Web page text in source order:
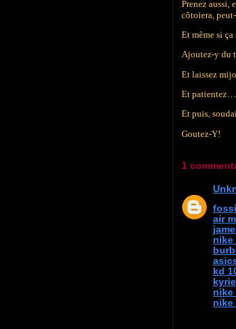
Prenez aussi,
côtoiera,
Et même si
Ajoutez-y du
Et laissez
Et patientez…
Et puis,
Goutez-Y!
1
fossil
air
nike
kd
nike
nike